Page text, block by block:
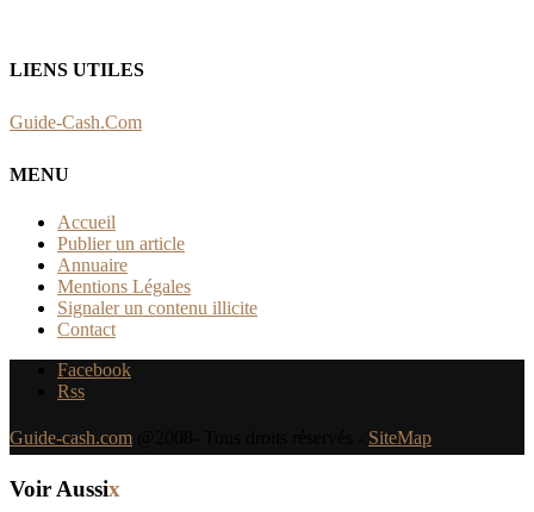
LIENS UTILES
Guide-Cash.Com
MENU
Accueil
Publier un article
Annuaire
Mentions Légales
Signaler un contenu illicite
Contact
Facebook
Rss
Guide-cash.com SiteMap
Voir Aussix